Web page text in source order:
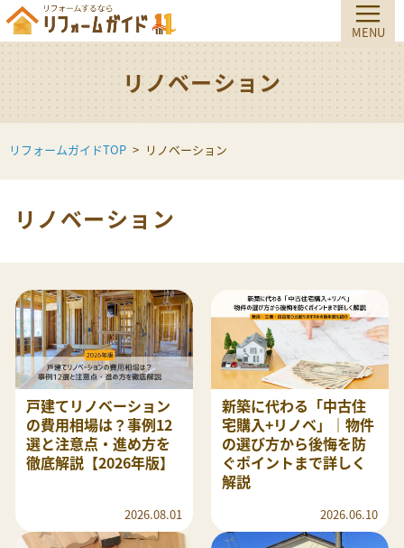
リノベーション
リフォームガイドTOP リノベーション
リノベーション
戸建てリノベーション
の費用相場は？事例12
選と注意点・進め方を
徹底解説【2026年版】
2026.08.01
新築に代わる「中古住
宅購入+リノベ」｜物件
の選び方から後悔を防
ぐポイントまで詳しく
解説
2026.06.10